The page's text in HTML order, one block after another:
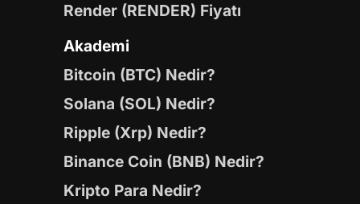
Render (RENDER) Fiyatı
Akademi
Bitcoin (BTC) Nedir?
Solana (SOL) Nedir?
Ripple (Xrp) Nedir?
Binance Coin (BNB) Nedir?
Kripto Para Nedir?